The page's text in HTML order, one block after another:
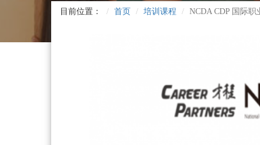
目前位置： 首页 培训课程 NCDA CDP 国际职